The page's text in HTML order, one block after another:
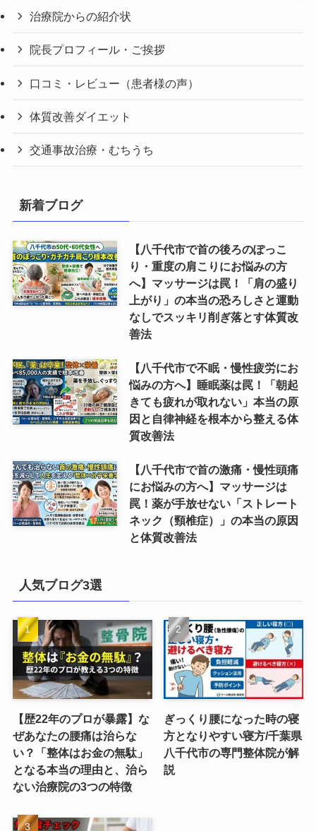
治療院からの紹介状
院長プロフィール・ご挨拶
口コミ・レビュー（患者様の声）
体質改善ダイエット
交通事故治療・むちうち
新着ブログ
【八千代市で首の後ろのぽっこ
り・重度の肩こりにお悩みの方
へ】マッサージは罠！「肩の盛り
上がり」の本当の恐ろしさと運動
なしでスッキリ削ぎ落とす体質改
善法
【八千代市で不眠・慢性疲労にお
悩みの方へ】睡眠薬は罠！「朝起
きても疲れが取れない」本当の原
因と自律神経を根本から整える体
質改善法
【八千代市で首の激痛・慢性頭痛
にお悩みの方へ】マッサージは
罠！薬が手放せない「ストレート
ネック（頸椎症）」の本当の原因
と体質改善法
人気ブログ3選
【歴22年のプロが暴露】な
ぜあなたの腰痛は治らな
い？「整体はお金の無駄」
となる本当の理由と、治ら
ない治療院の3つの特徴
ぎっくり腰になった時の寝
方となりやすい寝方/千葉県
八千代市の専門整体院が解
説